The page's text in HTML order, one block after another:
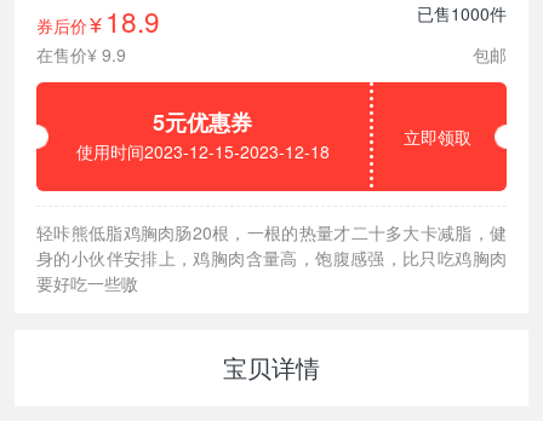
券后价¥ 18.9
已售1000件
在售价¥ 9.9
包邮
5元优惠券
使用时间2023-12-15-2023-12-18
立即领取
轻咔熊低脂鸡胸肉肠20根，一根的热量才二十多大卡减脂，健
身的小伙伴安排上，鸡胸肉含量高，饱腹感强，比只吃鸡胸肉
要好吃一些嗷
宝贝详情